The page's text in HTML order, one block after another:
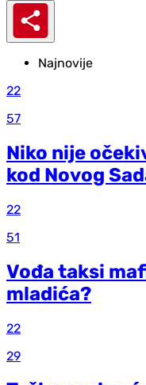
Najnovije
22
57
Niko nije
kod Novog
22
51
Vođa taksi
mladića?
22
29